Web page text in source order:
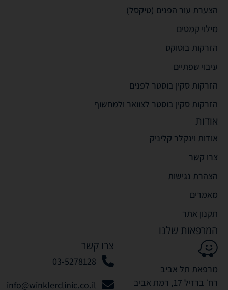
הצערת עור הפנים (טיקסל)
מילוי קמטים
הזרקות בוטוקס
עיבוי שפתיים
הזרקות סקין בוסטר לפנים
הזרקות סקין בוסטר לצוואר ולמחשוף
אודות
אודות וינקלר קליניק
צרו קשר
הצהרת נגישות
מאמרים
תקנון אתר
המרפאות שלנו
מרפאת תל אביב
רח׳ ברזיל 17, רמת אביב
צרו קשר
03-5278128
info@winklerclinic.co.il